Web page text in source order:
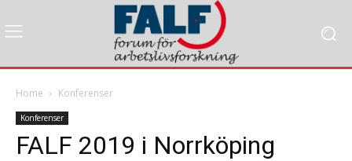
Home Konferenser
Konferenser
FALF 2019 i Norrköping